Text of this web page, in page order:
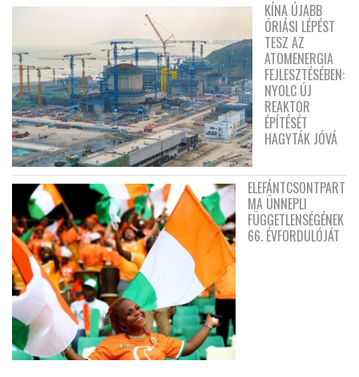
KÍNA ÚJABB
ÓRIÁSI LÉPÉST
TESZ AZ
ATOMENERGIA
FEJLESZTÉSÉBEN:
NYOLC ÚJ
REAKTOR
ÉPÍTÉSÉT
HAGYTÁK JÓVÁ
ELEFÁNTCSONTPART
MA ÜNNEPLI
FÜGGETLENSÉGÉNEK
66. ÉVFORDULÓJÁT